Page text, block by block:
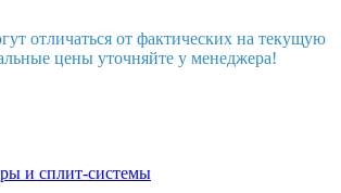
отличаться от фактических на текущую
цены уточняйте у менеджера!
и сплит-системы